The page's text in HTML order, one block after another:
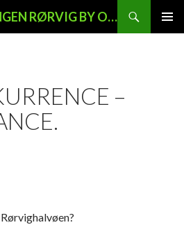
BEVARINGSFORENINGEN RØRVIG BY OG LAND
–